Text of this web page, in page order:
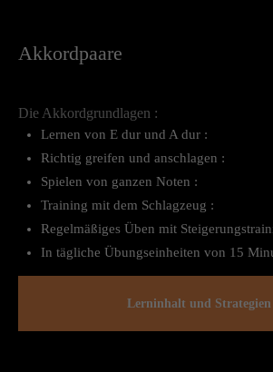
Akkordpaare
Die Akkordgrundlagen :
Lernen von E dur und A dur :
Richtig greifen und anschlagen :
Spielen von ganzen Noten :
Training mit dem Schlagzeug :
Regelmäßiges Üben mit
In tägliche Übungseinheiten von 15
Lerninhalt und Strategien